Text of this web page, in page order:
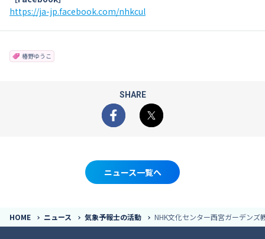
https://ja-jp.facebook.com/nhkcul
椿野ゆうこ
SHARE
Facebook
X
ニュース一覧へ
HOME ニュース 気象予報士の活動 NHK文化センター西宮ガーデンズ